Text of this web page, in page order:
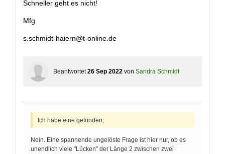
Schneller geht es nicht!
Mfg
s.schmidt-haiern@t-online.de
Beantwortet 26 Sep 2022 von Sandra Schmidt
Ich habe eine gefunden;
Nein. Eine spannende ungelöste Frage ist hier nur, ob es
unendlich viele "Lücken" der Länge 2 zwischen zwei